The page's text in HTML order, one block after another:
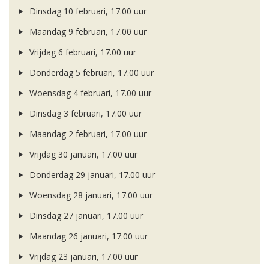
Dinsdag 10 februari, 17.00 uur
Maandag 9 februari, 17.00 uur
Vrijdag 6 februari, 17.00 uur
Donderdag 5 februari, 17.00 uur
Woensdag 4 februari, 17.00 uur
Dinsdag 3 februari, 17.00 uur
Maandag 2 februari, 17.00 uur
Vrijdag 30 januari, 17.00 uur
Donderdag 29 januari, 17.00 uur
Woensdag 28 januari, 17.00 uur
Dinsdag 27 januari, 17.00 uur
Maandag 26 januari, 17.00 uur
Vrijdag 23 januari, 17.00 uur